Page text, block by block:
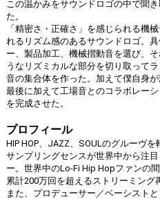
この温かみをサウンドロゴの中で聞
た。
「精密さ・正確さ」を感じられる機
れるリズム感のあるサウンドロゴ。
ー、製品加工、機械摺動音を選び、
うなリズミカルな部分を切り取って
音の集合体を作った。加えて僕自身
最後に加えて工場音とのコラボレー
を完成させた。
プロフィール
HIP HOP、JAZZ、SOULのグルーヴ
サンプリングセンスが世界中から注
ー。世界中のLo-Fi Hip Hopファンの
累計200万回を超えるストリーミング
また、プロデューサー／ベーシスト